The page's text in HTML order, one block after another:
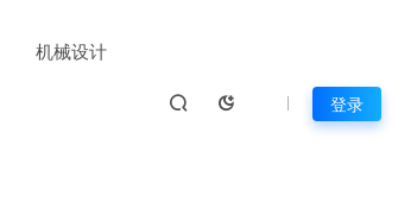
机械设计
登录